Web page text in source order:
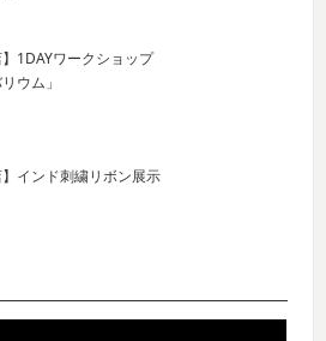
】1DAYワークショップ
ウム」
】インド刺繍リボン展示